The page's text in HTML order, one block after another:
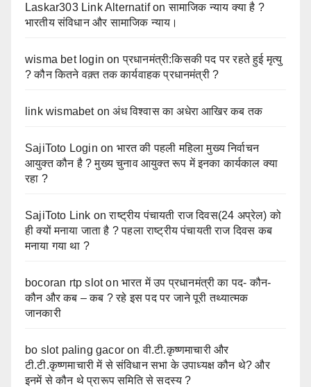
Laskar303 Link Alternatifonसामाजिक न्याय क्या है ?
भारतीय संविधान और सामाजिक न्याय।
wisma bet login onप्रधानमंत्री:किसकी पद पर रहते हुई मृत्यु
? कौन कितने वक़्त तक कार्यवाहक प्रधानमंत्री ?
link wismabetonअंध विश्वास का अधेरा आखिर कब तक
SajiToto Login on भारत की पहली महिला मुख्य निर्वाचन
आयुक्त कौन है ? मुख्य चुनाव आयुक्त रूप में इनका कार्यकाल क्या
रहा ?
SajiToto Link onराष्ट्रीय पंचायती राज दिवस(24 अप्रेल) को
ही क्यों मनाया जाता है ? पहला राष्ट्रीय पंचायती राज दिवस कब
मनाया गया था ?
bocoran rtp slotonभारत में उप प्रधानमंत्री का पद- कौन-
कौन और कब – कब ? रहे इस पद पर जाने पूरी तथ्यात्मक
जानकारी
bo slot paling gacor onवी.टी.कृष्णमाचारी और
टी.टी.कृष्णमाचारी में से संविधान सभा के उपाध्यक्ष कौन थे? और
इनमें से कौन थे प्रारूप समिति से सदस्य ?